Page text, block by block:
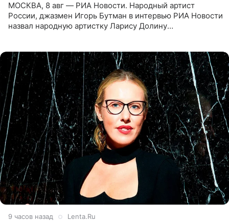
МОСКВА, 8 авг — РИА Новости. Народный артист
России, джазмен Игорь Бутман в интервью РИА Новости
назвал народную артистку Ларису Долину
9 часов назад Lenta.Ru